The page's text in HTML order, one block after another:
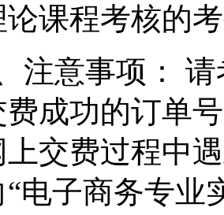
课程考核的
意事项： 请
成功的订单
交费过程中
“电子商务专业